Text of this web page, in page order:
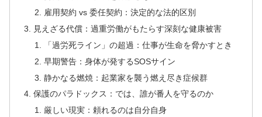
雇用契約 vs 委任契約：決定的な法的区別
見えざる代償：過重労働がもたらす深刻な健康被害
「過労死ライン」の超過：仕事が生命を脅かすとき
早期警告：身体が発するSOSサイン
静かなる燃焼：起業家を襲う燃え尽き症候群
保護のパラドックス：では、誰が番人を守るのか
厳しい現実：頼れるのは自分自身